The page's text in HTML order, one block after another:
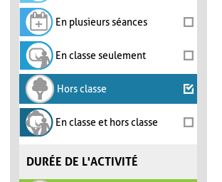
En plusieurs séances
En classe seulement
Hors classe
En classe et hors classe
DURÉE DE L'ACTIVITÉ